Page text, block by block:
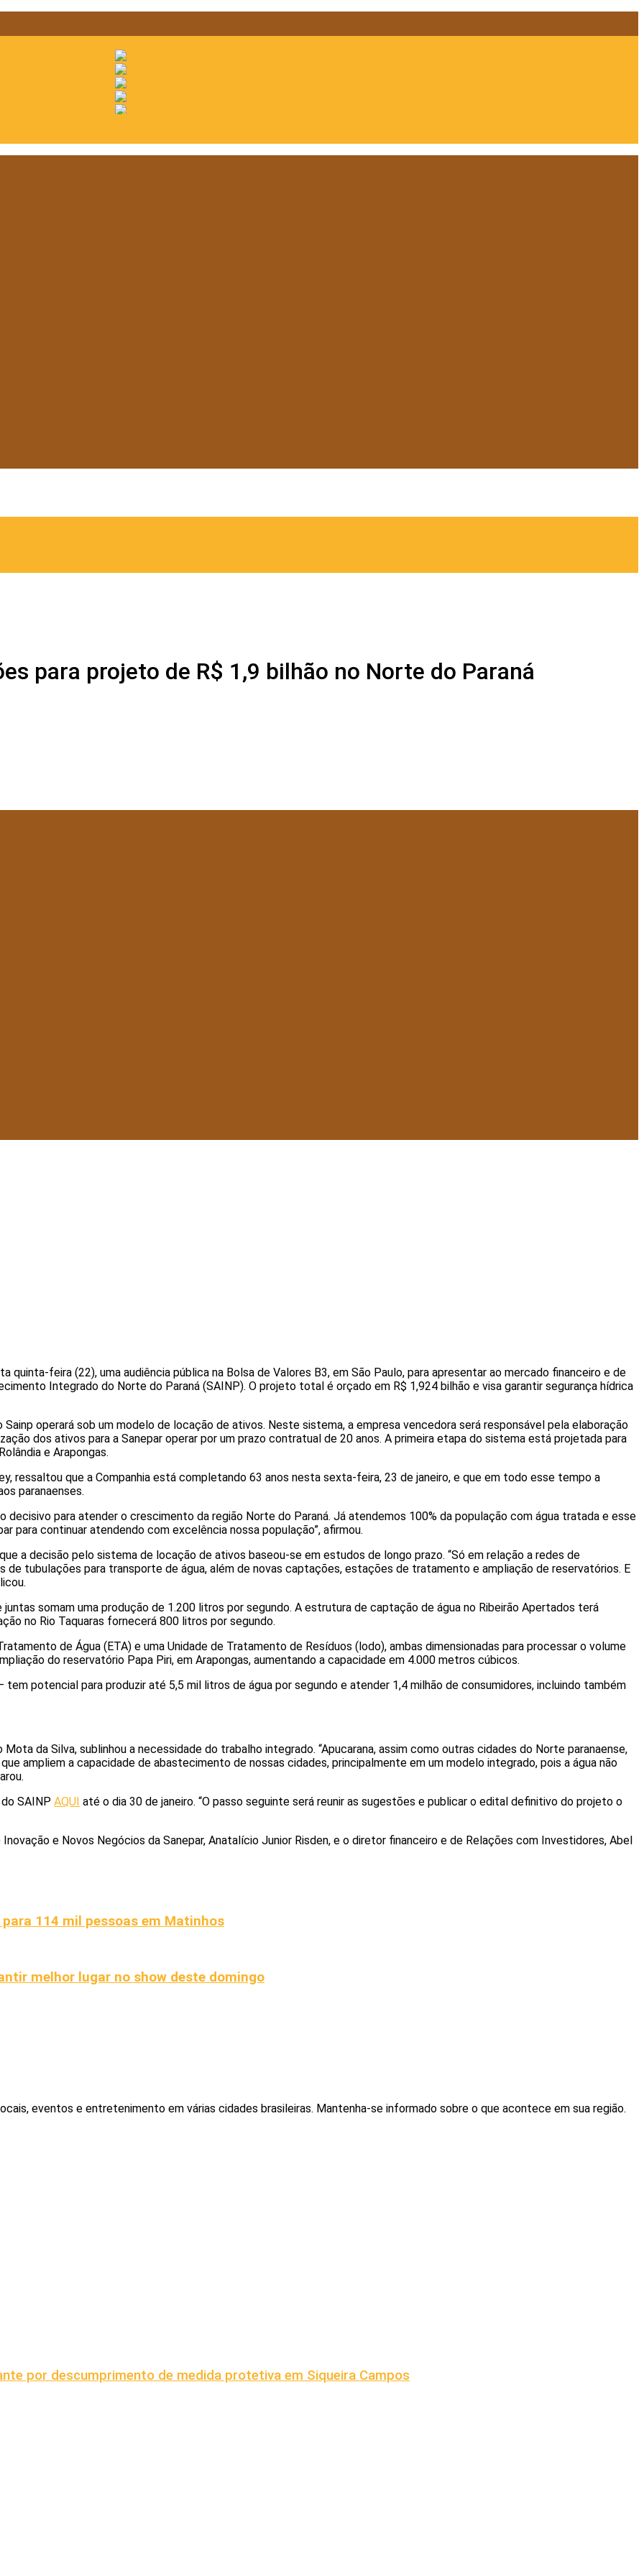
para projeto de R$ 1,9 bilhão no Norte do Paraná
quinta-feira (22), uma audiência pública na Bolsa de Valores B3, em São Paulo, para apresentar ao mercado financeiro e de
Integrado do Norte do Paraná (SAINP). O projeto total é orçado em R$ 1,924 bilhão e visa garantir segurança hídrica
operará sob um modelo de locação de ativos. Neste sistema, a empresa vencedora será responsável pela elaboração
dos ativos para a Sanepar operar por um prazo contratual de 20 anos. A primeira etapa do sistema está projetada para
e Arapongas.
ressaltou que a Companhia está completando 63 anos nesta sexta-feira, 23 de janeiro, e que em todo esse tempo a
paranaenses.
decisivo para atender o crescimento da região Norte do Paraná. Já atendemos 100% da população com água tratada e esse
para continuar atendendo com excelência nossa população”, afirmou.
a decisão pelo sistema de locação de ativos baseou-se em estudos de longo prazo. “Só em relação a redes de
tubulações para transporte de água, além de novas captações, estações de tratamento e ampliação de reservatórios. E
somam uma produção de 1.200 litros por segundo. A estrutura de captação de água no Ribeirão Apertados terá
no Rio Taquaras fornecerá 800 litros por segundo.
de Água (ETA) e uma Unidade de Tratamento de Resíduos (lodo), ambas dimensionadas para processar o volume
do reservatório Papa Piri, em Arapongas, aumentando a capacidade em 4.000 metros cúbicos.
potencial para produzir até 5,5 mil litros de água por segundo e atender 1,4 milhão de consumidores, incluindo também
da Silva, sublinhou a necessidade do trabalho integrado. “Apucarana, assim como outras cidades do Norte paranaense,
ampliem a capacidade de abastecimento de nossas cidades, principalmente em um modelo integrado, pois a água não
SAINP AQUI até o dia 30 de janeiro. “O passo seguinte será reunir as sugestões e publicar o edital definitivo do projeto o
e Novos Negócios da Sanepar, Anatalício Junior Risden, e o diretor financeiro e de Relações com Investidores, Abel
114 mil pessoas em Matinhos
melhor lugar no show deste domingo
eventos e entretenimento em várias cidades brasileiras. Mantenha-se informado sobre o que acontece em sua região.
por descumprimento de medida protetiva em Siqueira Campos